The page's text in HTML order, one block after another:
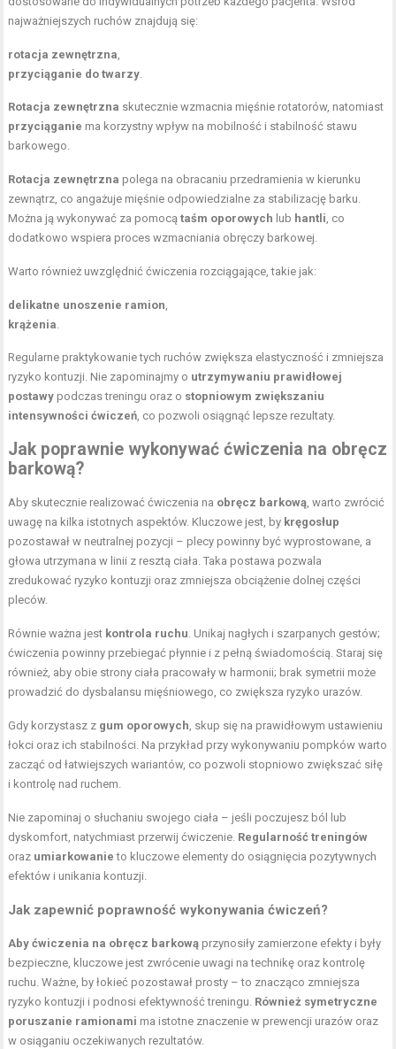
najważniejszych ruchów znajdują się:
rotacja zewnętrzna,
przyciąganie do twarzy.
Rotacja zewnętrzna skutecznie wzmacnia mięśnie rotatorów, natomiast
przyciąganie ma korzystny wpływ na mobilność i stabilność stawu
barkowego.
Rotacja zewnętrzna polega na obracaniu przedramienia w kierunku
zewnątrz, co angażuje mięśnie odpowiedzialne za stabilizację barku.
Można ją wykonywać za pomocątaśm oporowych lub hantli, co
dodatkowo wspiera proces wzmacniania obręczy barkowej.
Warto również uwzględnić ćwiczenia rozciągające, takie jak:
delikatne unoszenie ramion,
krążenia.
Regularne praktykowanie tych ruchów zwiększa elastyczność i zmniejsza
ryzyko kontuzji. Nie zapominajmy o utrzymywaniu prawidłowej
postawy podczas treningu oraz o stopniowym zwiększaniu
intensywności ćwiczeń, co pozwoli osiągnąć lepsze rezultaty.
Jak poprawnie wykonywać ćwiczenia na obręcz
barkową?
Aby skutecznie realizować ćwiczenia na obręcz barkową, warto zwrócić
uwagę na kilka istotnych aspektów. Kluczowe jest, by kręgosłup
pozostawał w neutralnej pozycji – plecy powinny być wyprostowane, a
głowa utrzymana w linii z resztą ciała. Taka postawa pozwala
zredukować ryzyko kontuzji oraz zmniejsza obciążenie dolnej części
pleców.
Równie ważna jest kontrola ruchu. Unikaj nagłych i szarpanych gestów;
ćwiczenia powinny przebiegać płynnie i z pełną świadomością. Staraj się
również, aby obie strony ciała pracowały w harmonii; brak symetrii może
prowadzić do dysbalansu mięśniowego, co zwiększa ryzyko urazów.
Gdy korzystasz z gum oporowych, skup się na prawidłowym ustawieniu
łokci oraz ich stabilności. Na przykład przy wykonywaniu pompków warto
zacząć od łatwiejszych wariantów, co pozwoli stopniowo zwiększać siłę
i kontrolę nad ruchem.
Nie zapominaj o słuchaniu swojego ciała – jeśli poczujesz ból lub
dyskomfort, natychmiast przerwij ćwiczenie. Regularność treningów
oraz umiarkowanie to kluczowe elementy do osiągnięcia pozytywnych
efektów i unikania kontuzji.
Jak zapewnić poprawność wykonywania ćwiczeń?
Aby ćwiczenia na obręcz barkową przynosiły zamierzone efekty i były
bezpieczne, kluczowe jest zwrócenie uwagi na technikę oraz kontrolę
ruchu. Ważne, by łokieć pozostawał prosty – to znacząco zmniejsza
ryzyko kontuzji i podnosi efektywność treningu. Również symetryczne
poruszanie ramionami ma istotne znaczenie w prewencji urazów oraz
w osiąganiu oczekiwanych rezultatów.